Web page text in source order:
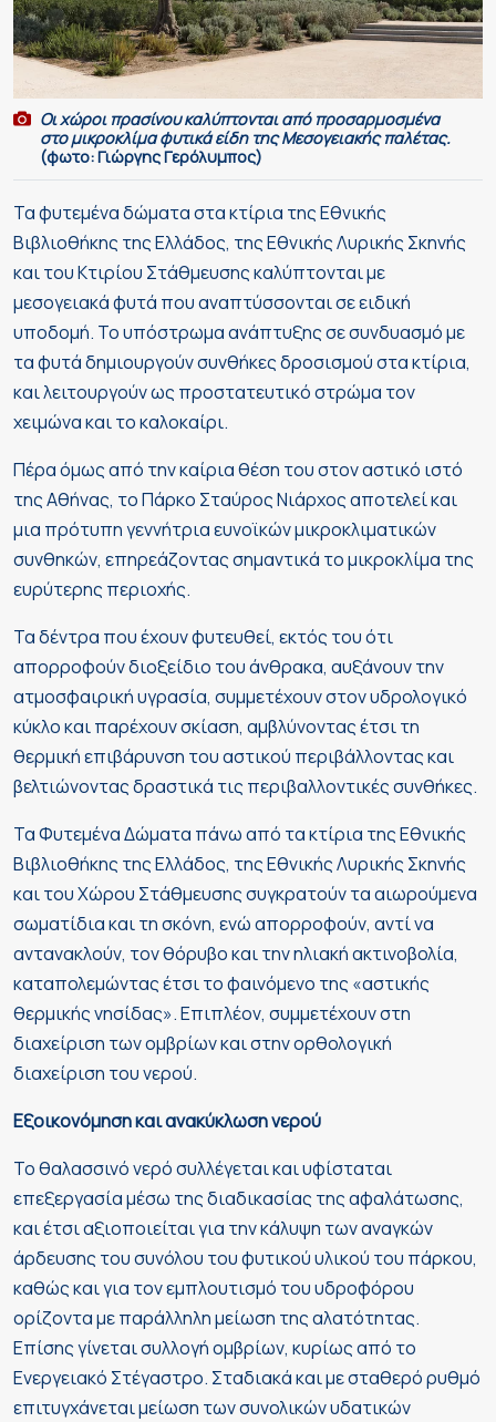
Οι χώροι πρασίνου καλύπτονται από προσαρμοσμένα
στο μικροκλίμα φυτικά είδη της Μεσογειακής παλέτας.
(φωτο: Γιώργης Γερόλυμπος)
Τα φυτεμένα δώματα στα κτίρια της Εθνικής
Βιβλιοθήκης της Ελλάδος, της Εθνικής Λυρικής Σκηνής
και του Κτιρίου Στάθμευσης καλύπτονται με
μεσογειακά φυτά που αναπτύσσονται σε ειδική
υποδομή. Το υπόστρωμα ανάπτυξης σε συνδυασμό με
τα φυτά δημιουργούν συνθήκες δροσισμού στα κτίρια,
και λειτουργούν ως προστατευτικό στρώμα τον
χειμώνα και το καλοκαίρι.
Πέρα όμως από την καίρια θέση του στον αστικό ιστό
της Αθήνας, το Πάρκο Σταύρος Νιάρχος αποτελεί και
μια πρότυπη γεννήτρια ευνοϊκών μικροκλιματικών
συνθηκών, επηρεάζοντας σημαντικά το μικροκλίμα της
ευρύτερης περιοχής.
Τα δέντρα που έχουν φυτευθεί, εκτός του ότι
απορροφούν διοξείδιο του άνθρακα, αυξάνουν την
ατμοσφαιρική υγρασία, συμμετέχουν στον υδρολογικό
κύκλο και παρέχουν σκίαση, αμβλύνοντας έτσι τη
θερμική επιβάρυνση του αστικού περιβάλλοντας και
βελτιώνοντας δραστικά τις περιβαλλοντικές συνθήκες.
Τα Φυτεμένα Δώματα πάνω από τα κτίρια της Εθνικής
Βιβλιοθήκης της Ελλάδος, της Εθνικής Λυρικής Σκηνής
και του Χώρου Στάθμευσης συγκρατούν τα αιωρούμενα
σωματίδια και τη σκόνη, ενώ απορροφούν, αντί να
αντανακλούν, τον θόρυβο και την ηλιακή ακτινοβολία,
καταπολεμώντας έτσι το φαινόμενο της «αστικής
θερμικής νησίδας». Επιπλέον, συμμετέχουν στη
διαχείριση των ομβρίων και στην ορθολογική
διαχείριση του νερού.
Εξοικονόμηση και ανακύκλωση νερού
Το θαλασσινό νερό συλλέγεται και υφίσταται
επεξεργασία μέσω της διαδικασίας της αφαλάτωσης,
και έτσι αξιοποιείται για την κάλυψη των αναγκών
άρδευσης του συνόλου του φυτικού υλικού του πάρκου,
καθώς και για τον εμπλουτισμό του υδροφόρου
ορίζοντα με παράλληλη μείωση της αλατότητας.
Επίσης γίνεται συλλογή ομβρίων, κυρίως από το
Ενεργειακό Στέγαστρο. Σταδιακά και με σταθερό ρυθμό
επιτυγχάνεται μείωση των συνολικών υδατικών